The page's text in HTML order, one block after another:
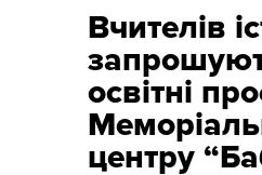
Вчителів
освітні
центру